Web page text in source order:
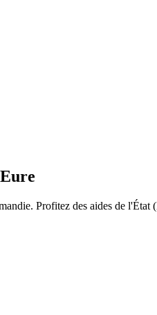
Eure
. Profitez des aides de